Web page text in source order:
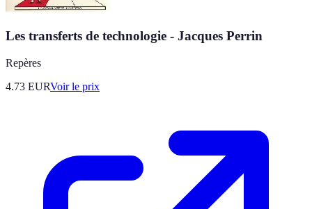
Les transferts de technologie - Jacques Perrin
Repères
4.73 EURVoir le prix